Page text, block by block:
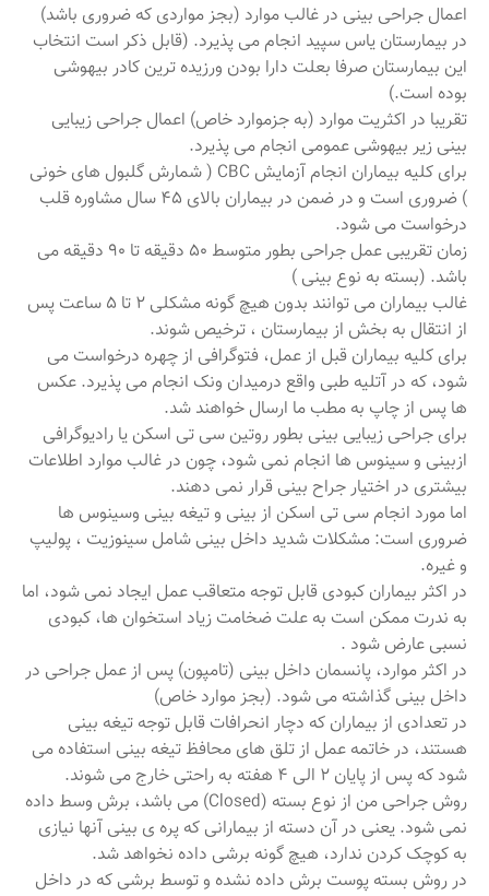
اعمال جراحی بینی در غالب موارد (بجز مواردی که ضروری باشد)
در بیمارستان یاس سپید انجام می پذیرد. (قابل ذکر است انتخاب
این بیمارستان صرفا بعلت دارا بودن ورزیده ترین کادر بیهوشی
بوده است.)
تقریبا در اکثریت موارد (به جزموارد خاص) اعمال جراحی زیبایی
بینی زیر بیهوشی عمومی انجام می پذیرد.
برای کلیه بیماران انجام آزمایش CBC ( شمارش گلبول های خونی
) ضروری است و در ضمن در بیماران بالای ۴۵ سال مشاوره قلب
درخواست می شود.
زمان تقریبی عمل جراحی بطور متوسط ۵۰ دقیقه تا ۹۰ دقیقه می
باشد. (بسته به نوع بینی )
غالب بیماران می توانند بدون هیچ گونه مشکلی 2 تا 5 ساعت پس
از انتقال به بخش از بیمارستان ، ترخیص شوند.
برای کلیه بیماران قبل از عمل، فتوگرافی از چهره درخواست می
شود، که در آتلیه طبی واقع درمیدان ونک انجام می پذیرد. عکس
ها پس از چاپ به مطب ما ارسال خواهند شد.
برای جراحی زیبایی بینی بطور روتین سی تی اسکن یا رادیوگرافی
ازبینی و سینوس ها انجام نمی شود، چون در غالب موارد اطلاعات
بیشتری در اختیار جراح بینی قرار نمی دهند.
اما مورد انجام سی تی اسکن از بینی و تیغه بینی وسینوس ها
ضروری است: مشکلات شدید داخل بینی شامل سینوزیت ، پولیپ
و غیره.
در اکثر بیماران کبودی قابل توجه متعاقب عمل ایجاد نمی شود، اما
به ندرت ممکن است به علت ضخامت زیاد استخوان ها، کبودی
نسبی عارض شود .
در اکثر موارد، پانسمان داخل بینی (تامپون) پس از عمل جراحی در
داخل بینی گذاشته می شود. (بجز موارد خاص)
در تعدادی از بیماران که دچار انحرافات قابل توجه تیغه بینی
هستند، در خاتمه عمل از تلق های محافظ تیغه بینی استفاده می
شود که پس از پایان 2 الی 4 هفته به راحتی خارج می شوند.
روش جراحی من از نوع بسته (Closed) می باشد، برش وسط داده
نمی شود. یعنی در آن دسته از بیمارانی که پره ی بینی آنها نیازی
به کوچک کردن ندارد، هیچ گونه برشی داده نخواهد شد.
در روش بسته پوست برش داده نشده و توسط برشی که در داخل